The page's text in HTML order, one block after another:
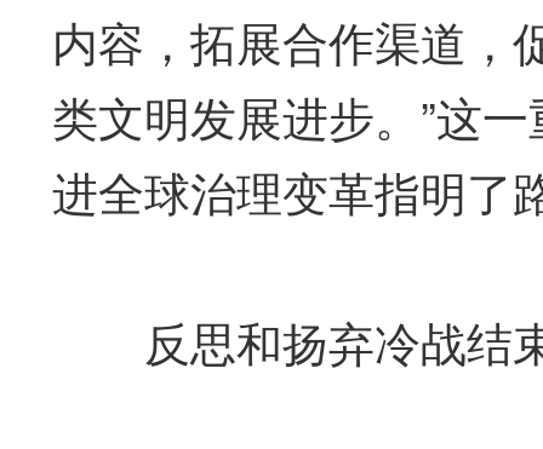
内容，拓展合作渠道，
类文明发展进步。”这
进全球治理变革指明了
反思和扬弃冷战结